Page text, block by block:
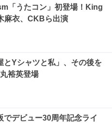
「うたコン」初登場！King
麻衣、CKBら出演
とYシャツと私」、その後を
裕英登場
でデビュー30周年記念ライ